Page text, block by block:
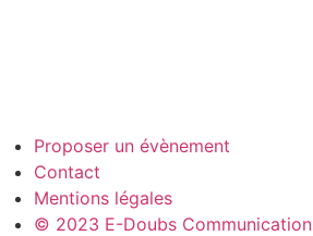
Proposer un évènement
Contact
Mentions légales
© 2023 E-Doubs Communication